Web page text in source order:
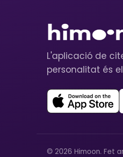
L'aplicació de
personalitat és
© 2026 Himoon. Fet